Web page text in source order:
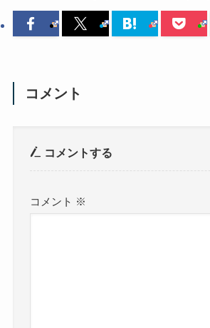
コメント
コメントする
コメント ※